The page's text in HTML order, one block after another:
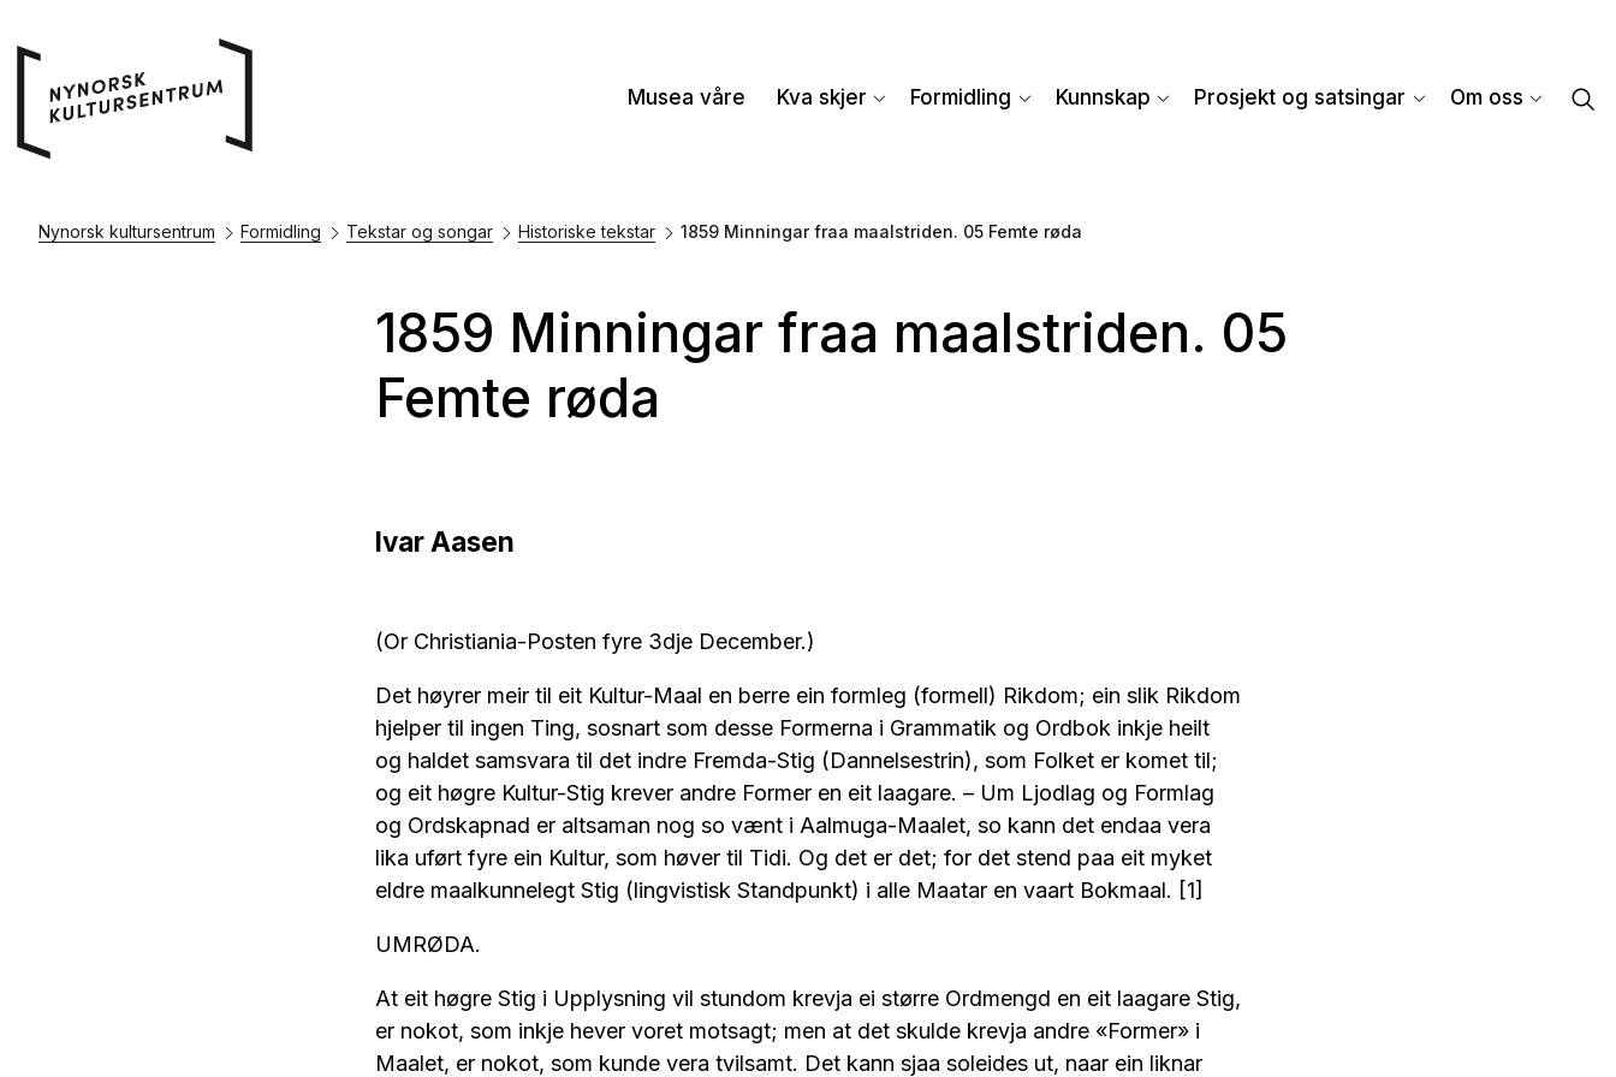
Musea våre Kva skjer Formidling Kunnskap Prosjekt og satsingar Om oss
Nynorsk kultursentrum Formidling Tekstar og songar Historiske tekstar 1859 Minningar fraa maalstriden. 05 Femte røda
1859 Minningar fraa maalstriden. 05
Femte røda
Ivar Aasen
(Or Christiania-Posten fyre 3dje December.)
Det høyrer meir til eit Kultur-Maal en berre ein formleg (formell) Rikdom; ein slik Rikdom
hjelper til ingen Ting, sosnart som desse Formerna i Grammatik og Ordbok inkje heilt
og haldet samsvara til det indre Fremda-Stig (Dannelsestrin), som Folket er komet til;
og eit høgre Kultur-Stig krever andre Former en eit laagare. – Um Ljodlag og Formlag
og Ordskapnad er altsaman nog so vænt i Aalmuga-Maalet, so kann det endaa vera
lika uført fyre ein Kultur, som høver til Tidi. Og det er det; for det stend paa eit myket
eldre maalkunnelegt Stig (lingvistisk Standpunkt) i alle Maatar en vaart Bokmaal. [1]
UMRØDA.
At eit høgre Stig i Upplysning vil stundom krevja ei større Ordmengd en eit laagare Stig,
er nokot, som inkje hever voret motsagt; men at det skulde krevja andre «Former» i
Maalet, er nokot, som kunde vera tvilsamt. Det kann sjaa soleides ut, naar ein liknar